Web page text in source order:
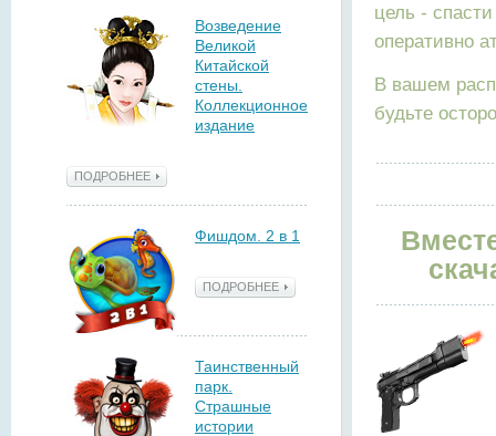
Возведение
Великой
Китайской
стены.
Коллекционное
издание
ПОДРОБНЕЕ
Фишдом. 2 в 1
ПОДРОБНЕЕ
Таинственный
парк.
Страшные
истории
цель -
оперативно
В вашем
будьте